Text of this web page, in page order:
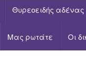
Θυρεοειδής αδένας
Μας ρωτάτε Οι